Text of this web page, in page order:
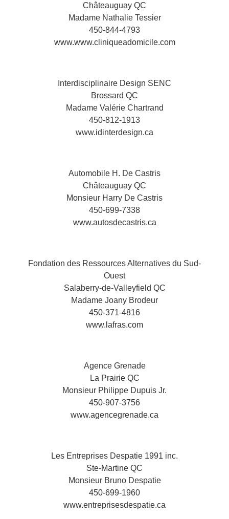
Châteauguay QC
Madame Nathalie Tessier
450-844-4793
www.www.cliniqueadomicile.com
Interdisciplinaire Design SENC
Brossard QC
Madame Valérie Chartrand
450-812-1913
www.idinterdesign.ca
Automobile H. De Castris
Châteauguay QC
Monsieur Harry De Castris
450-699-7338
www.autosdecastris.ca
Fondation des Ressources Alternatives du Sud-
Ouest
Salaberry-de-Valleyfield QC
Madame Joany Brodeur
450-371-4816
www.lafras.com
Agence Grenade
La Prairie QC
Monsieur Philippe Dupuis Jr.
450-907-3756
www.agencegrenade.ca
Les Entreprises Despatie 1991 inc.
Ste-Martine QC
Monsieur Bruno Despatie
450-699-1960
www.entreprisesdespatie.ca